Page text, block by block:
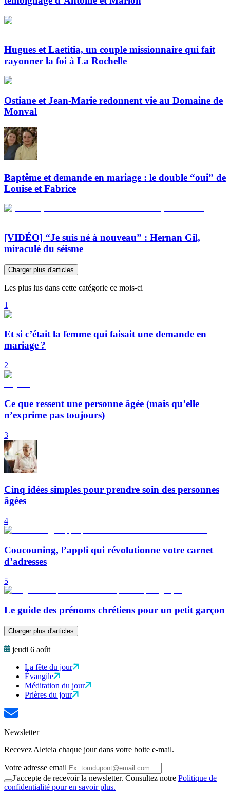
Hugues et Laetitia, un couple missionnaire qui fait
rayonner la foi à La Rochelle
Ostiane et Jean-Marie redonnent vie au Domaine de
Monval
Baptême et demande en mariage : le double “oui” de
Louise et Fabrice
[VIDÉO] “Je suis né à nouveau” : Hernan Gil,
miraculé du séisme
Charger plus d'articles
Les plus lus dans cette catégorie ce mois-ci
1
Et si c’était la femme qui faisait une demande en
mariage ?
2
Ce que ressent une personne âgée (mais qu’elle
n’exprime pas toujours)
3
Cinq idées simples pour prendre soin des personnes
âgées
4
Coucouning, l’appli qui révolutionne votre carnet
d’adresses
5
Le guide des prénoms chrétiens pour un petit garçon
Charger plus d'articles
jeudi 6 août
La fête du jour
Évangile
Méditation du jour
Prières du jour
Newsletter
Recevez Aleteia chaque jour dans votre boite e-mail.
Votre adresse email
J'accepte de recevoir la newsletter. Consultez notre Politique de
confidentialité pour en savoir plus.